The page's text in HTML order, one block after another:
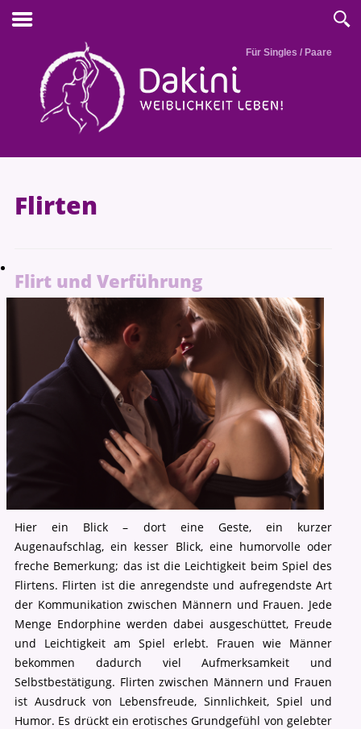
Für Singles / Paare
Flirten
Flirt und Verführung
Hier ein Blick – dort eine Geste, ein kurzer
Augenaufschlag, ein kesser Blick, eine humorvolle oder
freche Bemerkung; das ist die Leichtigkeit beim Spiel des
Flirtens. Flirten ist die anregendste und aufregendste Art
der Kommunikation zwischen Männern und Frauen. Jede
Menge Endorphine werden dabei ausgeschüttet, Freude
und Leichtigkeit am Spiel erlebt. Frauen wie Männer
bekommen dadurch viel Aufmerksamkeit und
Selbstbestätigung. Flirten zwischen Männern und Frauen
ist Ausdruck von Lebensfreude, Sinnlichkeit, Spiel und
Humor. Es drückt ein erotisches Grundgefühl von gelebter